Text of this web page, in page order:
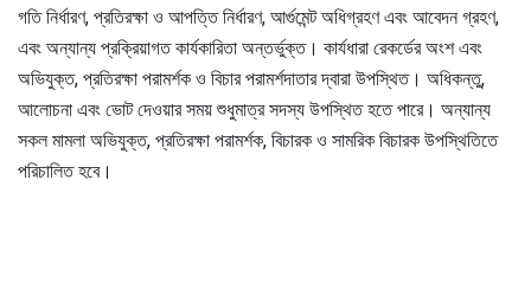
গতি নির্ধারণ, প্রতিরক্ষা ও আপত্তি নির্ধারণ, আর্গুমেন্ট অধিগ্রহণ এবং আবেদন গ্রহণ,
এবং অন্যান্য প্রক্রিয়াগত কার্যকারিতা অন্তর্ভুক্ত। কার্যধারা রেকর্ডের অংশ এবং
অভিযুক্ত, প্রতিরক্ষা পরামর্শক ও বিচার পরামর্শদাতার দ্বারা উপস্থিত। অধিকন্তু,
আলোচনা এবং ভোট দেওয়ার সময় শুধুমাত্র সদস্য উপস্থিত হতে পারে। অন্যান্য
সকল মামলা অভিযুক্ত, প্রতিরক্ষা পরামর্শক, বিচারক ও সামরিক বিচারক উপস্থিতিতে
পরিচালিত হবে।